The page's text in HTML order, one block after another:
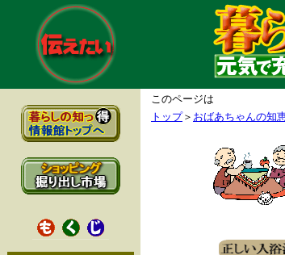
このページは
トップ＞ おばあちゃんの知